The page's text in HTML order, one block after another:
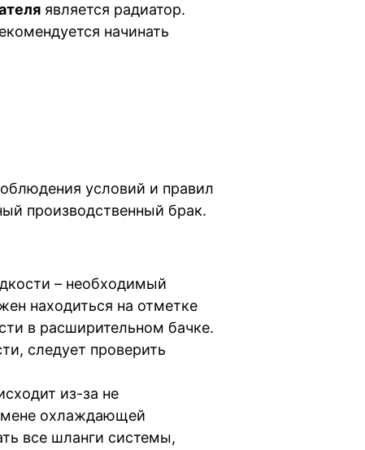
является радиатор.
начинать
условий и правил
производственный брак.
– необходимый
находиться на отметке
в расширительном бачке.
следует проверить
из-за не
охлаждающей
все шланги системы,